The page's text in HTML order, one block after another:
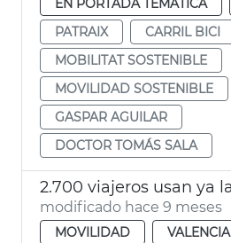
PATRAIX
CARRIL BICI
MOBILITAT SOSTENIBLE
MOVILIDAD SOSTENIBLE
GASPAR AGUILAR
DOCTOR TOMÁS SALA
modificado hace 9 meses
MOVILIDAD
VALENCIA